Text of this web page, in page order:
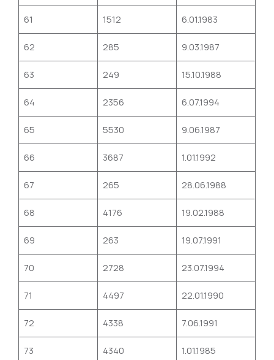
61 1512 6.01.1983
62 285 9.03.1987
63 249 15.10.1988
64 2356 6.07.1994
65 5530 9.06.1987
66 3687 1.01.1992
67 265 28.06.1988
68 4176 19.02.1988
69 263 19.07.1991
70 2728 23.07.1994
71 4497 22.01.1990
72 4338 7.06.1991
73 4340 1.01.1985